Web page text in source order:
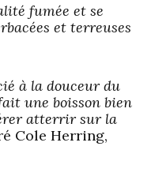
fumée et se
et terreuses
à la douceur du
une boisson bien
atterrir sur la
Cole Herring,